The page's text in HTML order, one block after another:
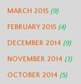
MARCH 2015 (9)
FEBRUARY 2015 (4)
DECEMBER 2014 (9)
NOVEMBER 2014 (3)
OCTOBER 2014 (5)